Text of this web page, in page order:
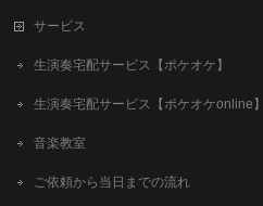
サービス
生演奏宅配サービス【ポケオケ】
生演奏宅配サービス【ポケオケonline】
音楽教室
ご依頼から当日までの流れ